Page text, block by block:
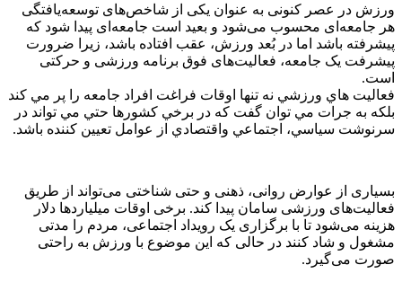
ورزش در عصر کنونی به عنوان یکی از شاخص‌های توسعه‌یافتگی
هر جامعه‌ای محسوب می‌شود و بعید است جامعه‌ای پیدا شود که
پیشرفته باشد اما در بُعد ورزش، عقب افتاده باشد، زیرا ضرورت
پیشرفت یک جامعه، فعالیت‌های فوق برنامه ورزشی و حرکتی
است.
فعاليت هاي ورزشي نه تنها اوقات فراغت افراد جامعه را پر مي كند
بلكه به جرات مي توان گفت كه در برخي كشورها حتي مي تواند در
سرنوشت سياسي، اجتماعي واقتصادي از عوامل تعيين كننده باشد.
بسیاری از عوارض روانی، ذهنی و حتی شناختی می‌تواند از طریق
فعالیت‌های ورزشی سامان پیدا کند. برخی اوقات میلیاردها دلار
هزینه می‌شود تا با برگزاری یک رویداد اجتماعی، مردم را مدتی
مشغول و شاد کنند در حالی که این موضوع با ورزش به راحتی
صورت می‌گیرد.